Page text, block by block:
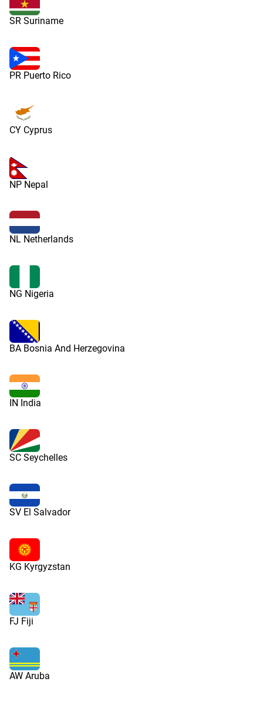
SR Suriname
PR Puerto Rico
CY Cyprus
NP Nepal
NL Netherlands
NG Nigeria
BA Bosnia And Herzegovina
IN India
SC Seychelles
SV El Salvador
KG Kyrgyzstan
FJ Fiji
AW Aruba